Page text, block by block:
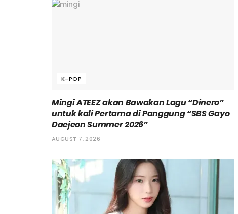
K-POP
Mingi ATEEZ akan Bawakan Lagu “Dinero”
untuk kali Pertama di Panggung “SBS Gayo
Daejeon Summer 2026”
AUGUST 7, 2026